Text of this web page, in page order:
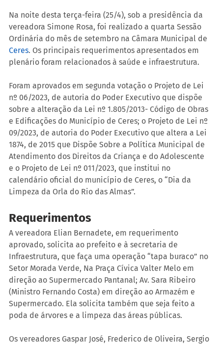
Na noite desta terça-feira (25/4), sob a presidência da
vereadora Simone Rosa, foi realizado a quarta Sessão
Ordinária do mês de setembro na Câmara Municipal de
Ceres. Os principais requerimentos apresentados em
plenário foram relacionados à saúde e infraestrutura.
Foram aprovados em segunda votação o Projeto de Lei
nº 06/2023, de autoria do Poder Executivo que dispõe
sobre a alteração da Lei nº 1.805/2013- Código de Obras
e Edificações do Município de Ceres; o Projeto de Lei nº
09/2023, de autoria do Poder Executivo que altera a Lei
1874, de 2015 que Dispõe Sobre a Política Municipal de
Atendimento dos Direitos da Criança e do Adolescente
e o Projeto de Lei nº 011/2023, que institui no
calendário oficial do município de Ceres, o “Dia da
Limpeza da Orla do Rio das Almas”.
Requerimentos
A vereadora Elian Bernadete, em requerimento
aprovado, solicita ao prefeito e à secretaria de
Infraestrutura, que faça uma operação “tapa buraco” no
Setor Morada Verde, Na Praça Cívica Valter Melo em
direção ao Supermercado Pantanal; Av. Sara Ribeiro
(Ministro Fernando Costa) em direção ao Armazém e
Supermercado. Ela solicita também que seja feito a
poda de árvores e a limpeza das áreas públicas.
Os vereadores Gaspar José, Frederico de Oliveira, Sergio